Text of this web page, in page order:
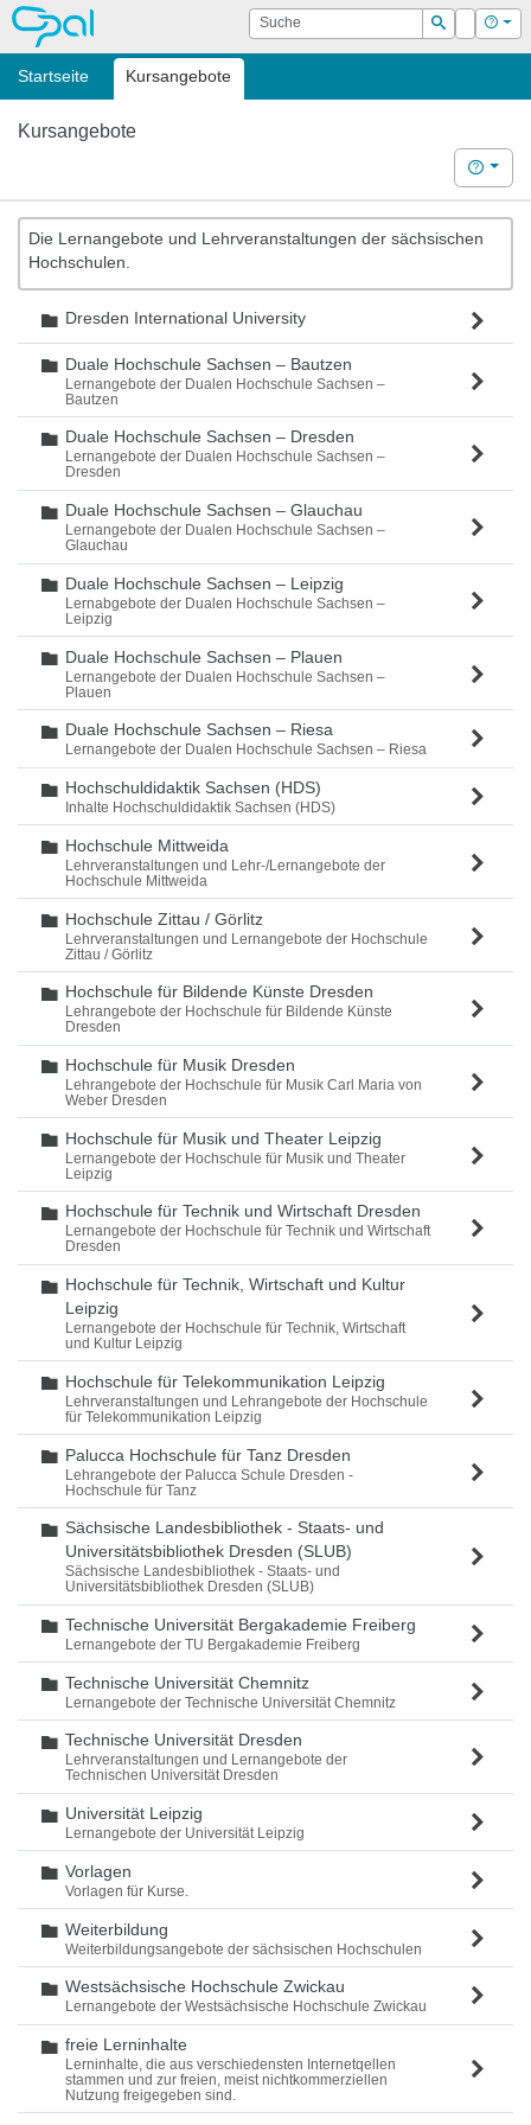
OPAL Suche
Suchen
Login Hilfe
Startseite Kursangebote
Kursangebote
Hilfe
Die Lernangebote und Lehrveranstaltungen der sächsischen
Hochschulen.
Ordner
Dresden International University
Ordner
Duale Hochschule Sachsen – Bautzen
Lernangebote der Dualen Hochschule Sachsen –
Bautzen
Ordner
Duale Hochschule Sachsen – Dresden
Lernangebote der Dualen Hochschule Sachsen –
Dresden
Ordner
Duale Hochschule Sachsen – Glauchau
Lernangebote der Dualen Hochschule Sachsen –
Glauchau
Ordner
Duale Hochschule Sachsen – Leipzig
Lernabgebote der Dualen Hochschule Sachsen –
Leipzig
Ordner
Duale Hochschule Sachsen – Plauen
Lernangebote der Dualen Hochschule Sachsen –
Plauen
Ordner
Duale Hochschule Sachsen – Riesa
Lernangebote der Dualen Hochschule Sachsen – Riesa
Ordner
Hochschuldidaktik Sachsen (HDS)
Inhalte Hochschuldidaktik Sachsen (HDS)
Ordner
Hochschule Mittweida
Lehrveranstaltungen und Lehr-/Lernangebote der
Hochschule Mittweida
Ordner
Hochschule Zittau / Görlitz
Lehrveranstaltungen und Lernangebote der Hochschule
Zittau / Görlitz
Ordner
Hochschule für Bildende Künste Dresden
Lehrangebote der Hochschule für Bildende Künste
Dresden
Ordner
Hochschule für Musik Dresden
Lehrangebote der Hochschule für Musik Carl Maria von
Weber Dresden
Ordner
Hochschule für Musik und Theater Leipzig
Lernangebote der Hochschule für Musik und Theater
Leipzig
Ordner
Hochschule für Technik und Wirtschaft Dresden
Lernangebote der Hochschule für Technik und Wirtschaft
Dresden
Ordner
Hochschule für Technik, Wirtschaft und Kultur
Leipzig
Lernangebote der Hochschule für Technik, Wirtschaft
und Kultur Leipzig
Ordner
Hochschule für Telekommunikation Leipzig
Lehrveranstaltungen und Lehrangebote der Hochschule
für Telekommunikation Leipzig
Ordner
Palucca Hochschule für Tanz Dresden
Lehrangebote der Palucca Schule Dresden -
Hochschule für Tanz
Ordner
Sächsische Landesbibliothek - Staats- und
Universitätsbibliothek Dresden (SLUB)
Sächsische Landesbibliothek - Staats- und
Universitätsbibliothek Dresden (SLUB)
Ordner
Technische Universität Bergakademie Freiberg
Lernangebote der TU Bergakademie Freiberg
Ordner
Technische Universität Chemnitz
Lernangebote der Technische Universität Chemnitz
Ordner
Technische Universität Dresden
Lehrveranstaltungen und Lernangebote der
Technischen Universität Dresden
Ordner
Universität Leipzig
Lernangebote der Universität Leipzig
Ordner
Vorlagen
Vorlagen für Kurse.
Ordner
Weiterbildung
Weiterbildungsangebote der sächsischen Hochschulen
Ordner
Westsächsische Hochschule Zwickau
Lernangebote der Westsächsische Hochschule Zwickau
Ordner
freie Lerninhalte
Lerninhalte, die aus verschiedensten Internetqellen
stammen und zur freien, meist nichtkommerziellen
Nutzung freigegeben sind.